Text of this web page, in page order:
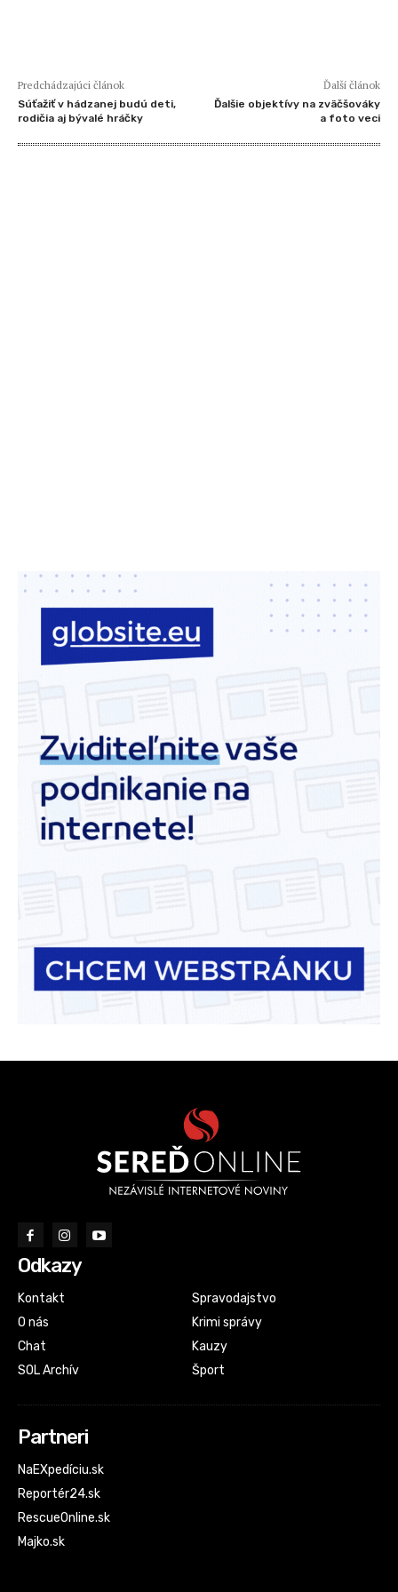
Predchádzajúci článok
Súťažiť v hádzanej budú deti,
rodičia aj bývalé hráčky
Ďalší článok
Ďalšie objektívy na zväčšováky
a foto veci
Odkazy
Kontakt
O nás
Chat
SOL Archív
Spravodajstvo
Krimi správy
Kauzy
Šport
Partneri
NaEXpedíciu.sk
Reportér24.sk
RescueOnline.sk
Majko.sk